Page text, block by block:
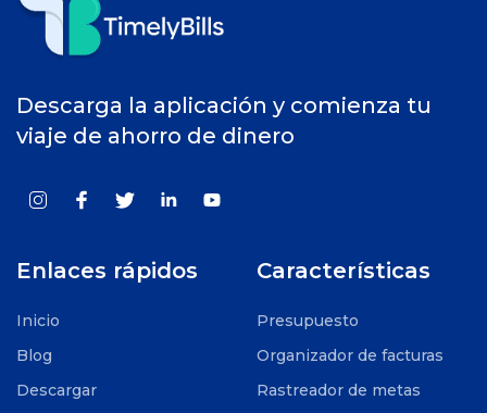
Descarga la aplicación y comienza tu
viaje de ahorro de dinero
Enlaces rápidos
Inicio
Blog
Descargar
Características
Presupuesto
Organizador de facturas
Rastreador de metas